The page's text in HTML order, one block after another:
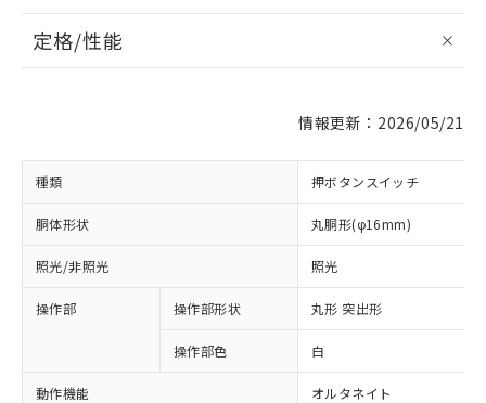
定格/性能
情報更新：2026/05/21
種類 押ボタンスイッチ
胴体形状 丸胴形(φ16mm)
照光/非照光 照光
操作部 操作部形状 丸形 突出形
操作部色 白
動作機能 オルタネイト